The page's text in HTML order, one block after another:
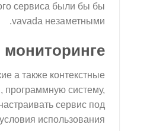
сервиса были бы бы
vavada незаметными.
а также контекстные
систему,
сервис под
использования.